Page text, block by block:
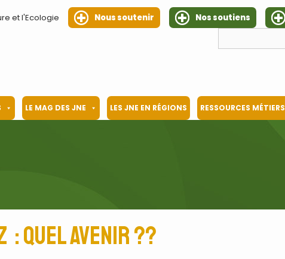
et l'Ecologie Nous soutenir Nos soutiens
LE MAG DES JNE LES JNE EN RÉGIONS RESSOURCES MÉTIERS
: quel avenir ??